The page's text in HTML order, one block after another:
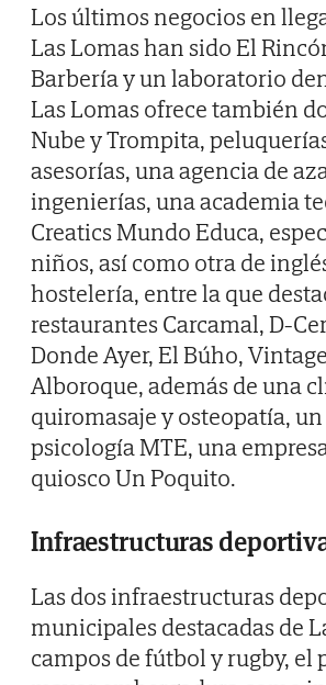
Los últimos negocios en
Las Lomas han sido El
Barbería y un laboratorio
Las Lomas ofrece también
Nube y Trompita,
asesorías, una agencia de
ingenierías, una academia
Creatics Mundo Educa,
niños, así como otra de
hostelería, entre la que
restaurantes Carcamal, D-
Donde Ayer, El Búho,
Alboroque, además de una
quiromasaje y osteopatía,
psicología MTE, una
quiosco Un Poquito.
Infraestructuras
Las dos infraestructuras
municipales destacadas de
campos de fútbol y rugby, el